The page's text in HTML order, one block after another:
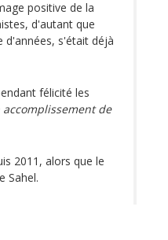
positive de la
d'autant que
d'années, s'était déjà
félicité les
de
2011, alors que le
Sahel.